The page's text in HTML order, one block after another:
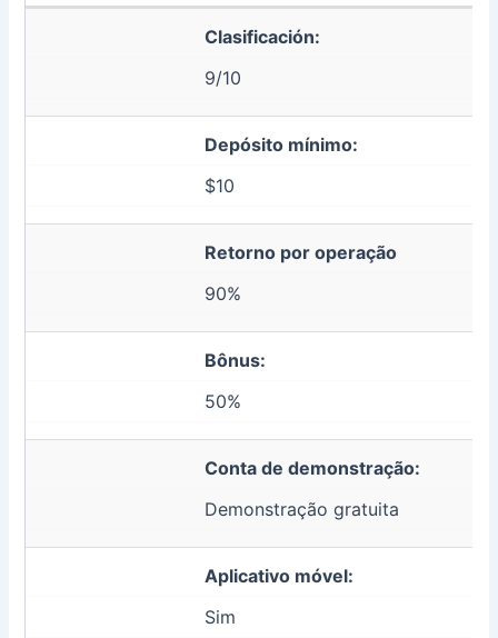
Clasificación:
9/10
Depósito mínimo:
$10
Retorno por operação
90%
Bônus:
50%
Conta de demonstração:
Demonstração gratuita
Aplicativo móvel:
Sim